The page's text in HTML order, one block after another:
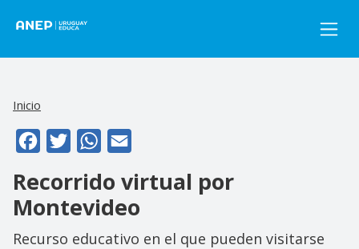
Inicio
FacebookTwitterWhatsApp
Recorrido virtual por
Montevideo
Recurso educativo en el que pueden visitarse